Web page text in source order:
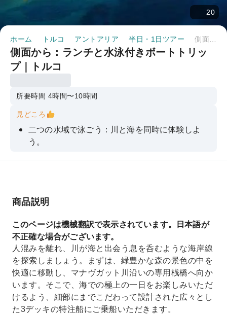
20
ホーム トルコ アントアリア 半日・1日ツアー
側面から：ランチと水泳付きボートトリッ
プ｜トルコ
所要時間 4時間〜10時間
見どころ
二つの水域で泳ごう：川と海を同時に体験しよ
う。
3デッキの快適さ：日光浴やリラックスに十分な
しみください。
入り江で、何度も泳ぎを楽しめる。
機内でおいしいお食事をお楽しみください。
商品説明
このページは機械翻訳で表示されています。日本語が
不正確な場合がございます。
人混みを離れ、川が海と出会う息を呑むような海岸線
を探索しましょう。まずは、緑豊かな森の景色の中を
快適に移動し、マナヴガット川沿いの専用桟橋へ向か
います。そこで、海での極上の一日をお楽しみいただ
けるよう、細部にまでこだわって設計された広々とし
た3デッキの特注船にご乗船いただきます。